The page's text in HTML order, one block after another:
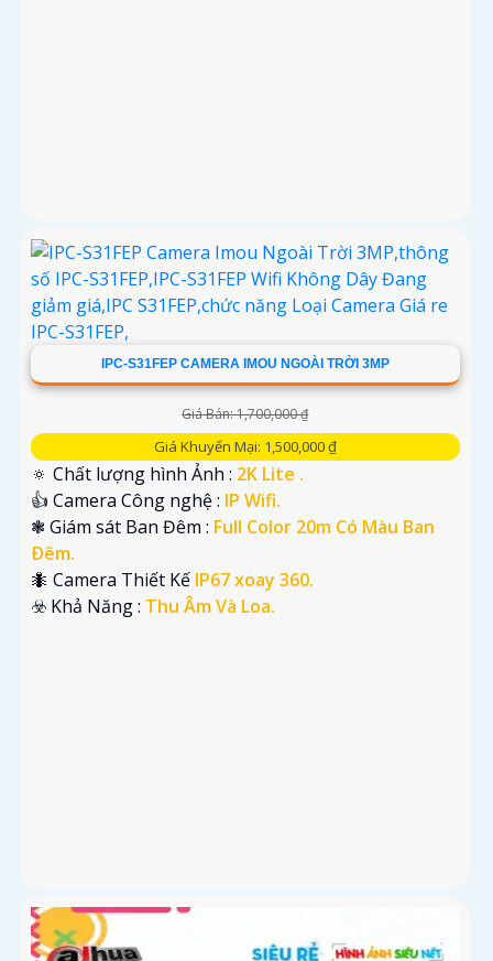
IPC-S31FEP CAMERA IMOU NGOÀI TRỜI 3MP
Giá Bán: 1,700,000 ₫
Giá Khuyến Mại: 1,500,000 ₫
🔅 Chất lượng hình Ảnh : 2K Lite .
👍 Camera Công nghệ : IP Wifi.
❃ Giám sát Ban Đêm : Full Color 20m Có Màu Ban
Ðêm.
🐜 Camera Thiết Kế IP67 xoay 360.
️☣️ Khả Năng : Thu Âm Và Loa.